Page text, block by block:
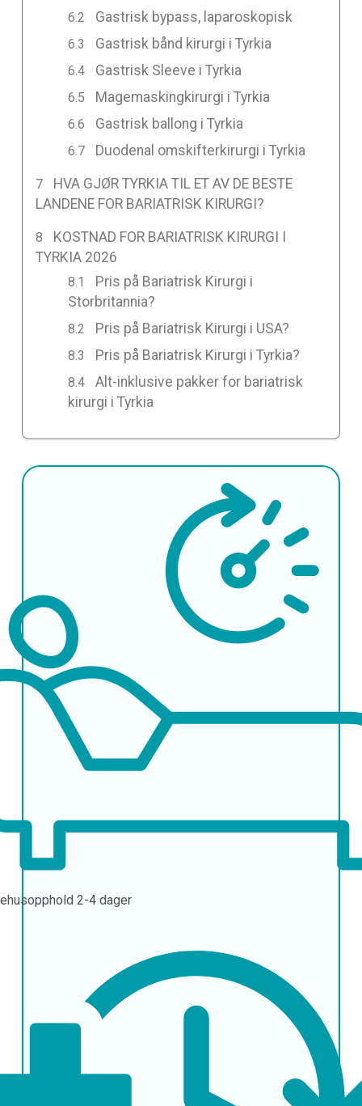
Gastrisk bypass, laparoskopisk
Gastrisk bånd kirurgi i Tyrkia
Gastrisk Sleeve i Tyrkia
Magemaskingkirurgi i Tyrkia
Gastrisk ballong i Tyrkia
Duodenal omskifterkirurgi i Tyrkia
HVA GJØR TYRKIA TIL ET AV DE BESTE
LANDENE FOR BARIATRISK KIRURGI?
KOSTNAD FOR BARIATRISK KIRURGI I
TYRKIA 2026
Pris på Bariatrisk Kirurgi i
Storbritannia?
Pris på Bariatrisk Kirurgi i USA?
Pris på Bariatrisk Kirurgi i Tyrkia?
Alt-inklusive pakker for bariatrisk
kirurgi i Tyrkia
2-4 dager